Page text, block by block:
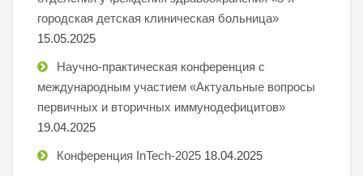
городская детская клиническая больница»
15.05.2025
Научно-практическая конференция с
международным участием «Актуальные вопросы
первичных и вторичных иммунодефицитов»
19.04.2025
Конференция InTech-2025 18.04.2025